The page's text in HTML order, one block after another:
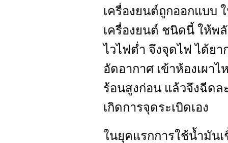
เครื่องยนต์ถูกออกแบบ
เครื่องยนต์ ชนิดนี้ ให้พ
ไวไฟต่ำ จึงจุดไฟ ได้ย
อัดอากาศ เข้าห้องเผา
ร้อนสูงก่อน แล้วจึงฉีดล
เกิดการจุดระเบิดเอง
ในยุคแรกการใช้น้ำมัน